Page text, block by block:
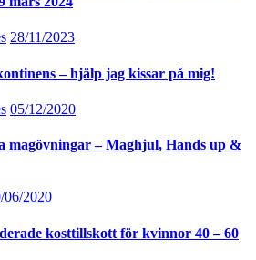
28/11/2023
– hjälp jag kissar på mig!
05/12/2020
magövningar – Maghjul, Hands up &
06/2020
kosttillskott för kvinnor 40 – 60